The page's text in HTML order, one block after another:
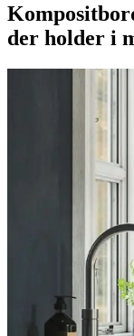
der holder i